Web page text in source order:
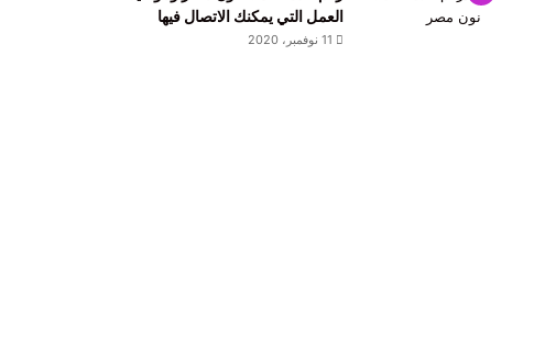
العمل التي يمكنك الاتصال فيها
11 نوفمبر، 2020